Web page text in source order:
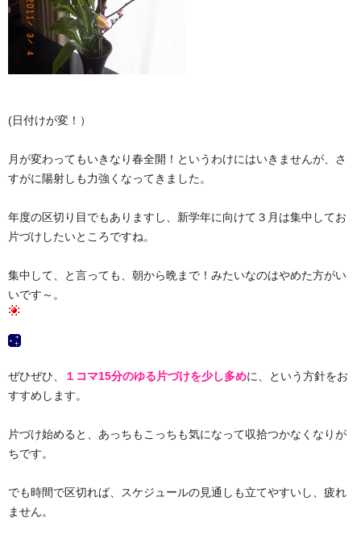
(日付けが変！）
月が変わってもいきなり春全開！というわけにはいきませんが、さ
すがに陽射しも力強くなってきました。
年度の区切り目でもありますし、新学年に向けて３月は集中してお
片づけしたいところですね。
集中して、と言っても、朝から晩まで！みたいなのはやめた方がい
いです～。
ぜひぜひ、 １コマ15分のゆる片づけを少し多めに、という方針をお
すすめします。
片づけ始めると、あっちもこっちも気になって収拾つかなくなりが
ちです。
でも時間で区切れば、スケジュールの見通しも立てやすいし、疲れ
ません。